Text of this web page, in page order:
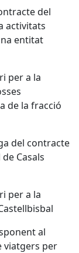
del
activitats
entitat
per a la
de la fracció
del contracte
Casals
per a la
al
viatgers per